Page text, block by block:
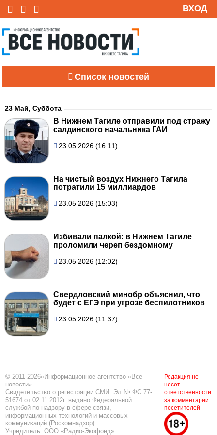
ВХОД
Список новостей
23 Май, Суббота
В Нижнем Тагиле отправили под стражу
салдинского начальника ГАИ
23.05.2026 (16:11)
На чистый воздух Нижнего Тагила
потратили 15 миллиардов
23.05.2026 (15:03)
Избивали палкой: в Нижнем Тагиле
проломили череп бездомному
23.05.2026 (12:02)
Свердловский минобр объяснил, что
будет с ЕГЭ при угрозе беспилотников
23.05.2026 (11:37)
© 2011-2026«Информационное агентство «Все
новости»
Свидетельство о регистрации СМИ: Эл № ФС 77-
51674 от 02.11.2012г. выдано Федеральной
службой по надзору в сфере связи,
информационных технологий и массовых
коммуникаций (Роскомнадзор)
Учредитель: ООО «Радио-Экофонд»
Редакция не
несет
ответственности
за комментарии
посетителей